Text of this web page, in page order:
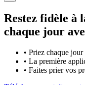
Restez fidèle à
chaque jour
• Priez chaque
• La première
• Faites prier vos